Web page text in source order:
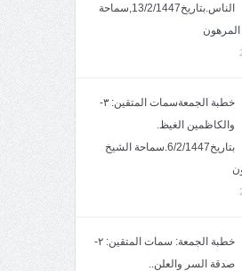
الناس.بتاريخ13/2/1447,سماحة
خطبة الجمعةسمات المتقين: ٣-
والكاظمين الغيظ.
بتاريخ6/2/1447.سماحة الشيخ
خطبة الجمعة: سمات المتقين: ٢-
صدقة السر والعلن..